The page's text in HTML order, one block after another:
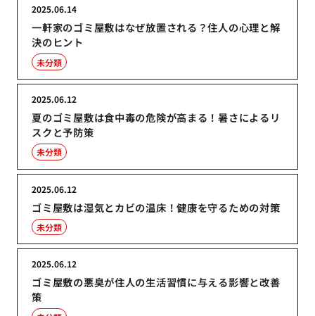
一軒家のゴミ屋敷はなぜ放置される？住人の心理と解
決のヒント
2025.06.14
未分類
夏のゴミ屋敷は食中毒の危険が高まる！暑さによるリ
スクと予防策
2025.06.12
未分類
ゴミ屋敷は湿気とカビの温床！健康を守るための対策
2025.06.12
未分類
ゴミ屋敷の悪臭が住人の生活習慣に与える影響と改善
策
2025.06.12